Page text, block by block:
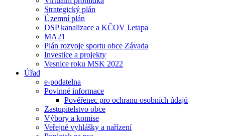
Strategický plán
Územní plán
DSP kanalizace a KČOV I.etapa
MA21
Plán rozvoje sportu obce Závada
Investice a projekty
Vesnice roku MSK 2022
Úřad
e-podatelna
Povinné informace
Pověřenec pro ochranu osobních údajů
Zastupitelstvo obce
Výbory a komise
Veřejné vyhlášky a nařízení